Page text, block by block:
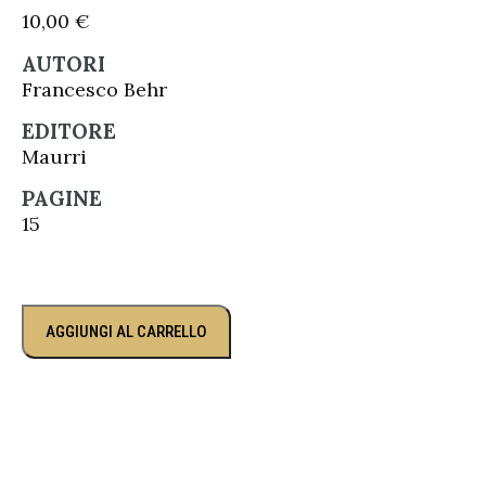
10,00 €
AUTORI
Francesco Behr
EDITORE
Maurri
PAGINE
15
AGGIUNGI AL CARRELLO